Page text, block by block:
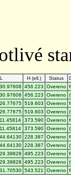
L H (ell.) Status
30.97608 456.223 Overeno
30.97608 456.223 Overeno
26.77675 519.603 Overeno
26.77675 519.603 Overeno
11.45814 373.590 Overeno
11.45814 373.590 Overeno
44.64130 228.387 Overeno
44.64130 228.387 Overeno
29.39828 495.223 Overeno
29.39828 495.223 Overeno
31.70530 543.521 Overeno